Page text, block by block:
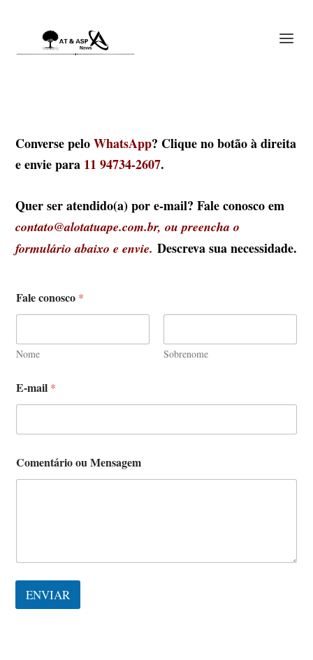
Converse peloWhatsApp? Clique no botão à direita
e envie para 11 94734-2607.
Quer ser atendido(a) por e-mail? Fale conosco em
contato@alotatuape.com.br, ou preencha o
formulário abaixo e envie. Descreva sua necessidade.
Fale conosco *
Nome Sobrenome
E-mail *
u
*
l
Comentário ou Mensagem
ENVIAR